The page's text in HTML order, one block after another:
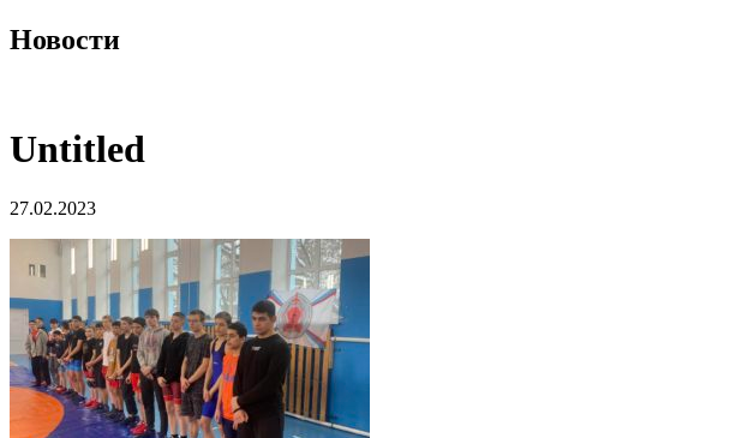
Новости
Untitled
27.02.2023